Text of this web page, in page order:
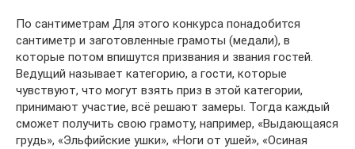
По сантиметрам Для этого конкурса понадобится
сантиметр и заготовленные грамоты (медали), в
которые потом впишутся призвания и звания гостей.
Ведущий называет категорию, а гости, которые
чувствуют, что могут взять приз в этой категории,
принимают участие, всё решают замеры. Тогда каждый
сможет получить свою грамоту, например, «Выдающаяся
грудь», «Эльфийские ушки», «Ноги от ушей», «Осиная